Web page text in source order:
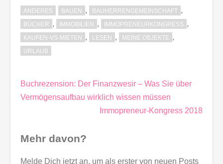
ANDERES BAUEN , BAUHERRENGEMEINSCHAFT ,
BÜCHER , IMMOBILIEN , IMMOPRENEURKONGRESS ,
KAUFEN-VS-MIETEN , LESEN , MEINE OBJEKTE ,
URLAUB
Beitragsnavigation
Buchrezension: Der Finanzwesir – Was Sie über
Vermögensaufbau wirklich wissen müssen
Immopreneur-Kongress 2018
Mehr davon?
Melde Dich jetzt an, um als erster von neuen Posts